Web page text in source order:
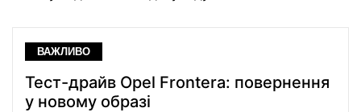
ВАЖЛИВО
Тест-драйв Opel Frontera: повернення
у новому образі